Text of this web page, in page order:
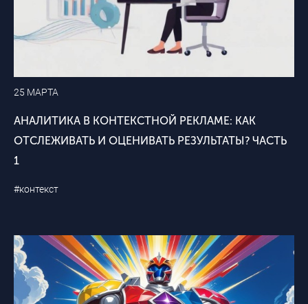
25 МАРТА
АНАЛИТИКА В КОНТЕКСТНОЙ РЕКЛАМЕ: КАК
ОТСЛЕЖИВАТЬ И ОЦЕНИВАТЬ РЕЗУЛЬТАТЫ? ЧАСТЬ
1
#контекст